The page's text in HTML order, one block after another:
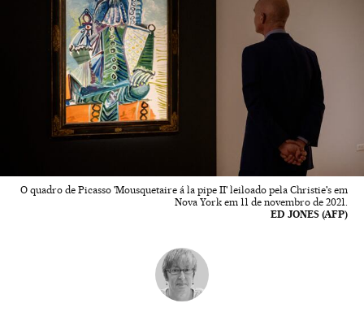
O quadro de Picasso 'Mousquetaire á la pipe II' leiloado pela Christie's em
Nova York em 11 de novembro de 2021.
ED JONES (AFP)